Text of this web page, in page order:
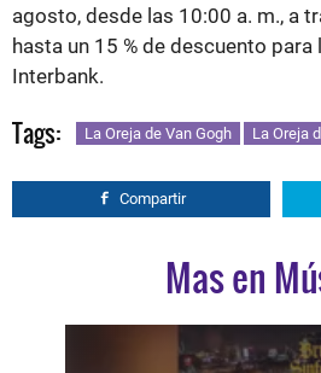
agosto, desde las 10:00 a. m., a
hasta un 15 % de descuento
Interbank.
Tags: La Oreja de Van Gogh La Oreja
Compartir
Mas en